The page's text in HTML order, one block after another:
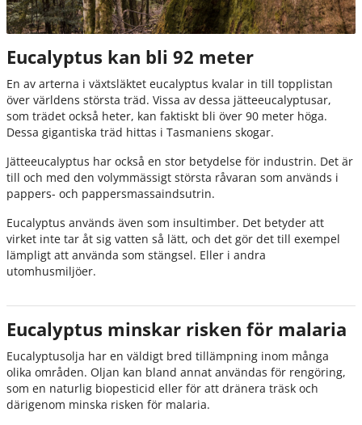
Eucalyptus kan bli 92 meter
En av arterna i växtsläktet eucalyptus kvalar in till topplistan
över världens största träd. Vissa av dessa jätteeucalyptusar,
som trädet också heter, kan faktiskt bli över 90 meter höga.
Dessa gigantiska träd hittas i Tasmaniens skogar.
Jätteeucalyptus har också en stor betydelse för industrin. Det är
till och med den volymmässigt största råvaran som används i
pappers- och pappersmassaindsutrin.
Eucalyptus används även som insultimber. Det betyder att
virket inte tar åt sig vatten så lätt, och det gör det till exempel
lämpligt att använda som stängsel. Eller i andra
utomhusmiljöer.
Eucalyptus minskar risken för malaria
Eucalyptusolja har en väldigt bred tillämpning inom många
olika områden. Oljan kan bland annat användas för rengöring,
som en naturlig biopesticid eller för att dränera träsk och
därigenom minska risken för malaria.